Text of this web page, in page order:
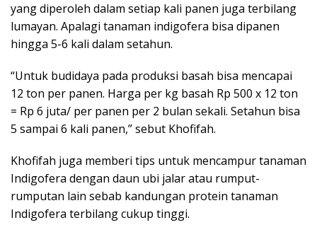
yang diperoleh dalam setiap kali panen juga terbilang
lumayan. Apalagi tanaman indigofera bisa dipanen
hingga 5-6 kali dalam setahun.
“Untuk budidaya pada produksi basah bisa mencapai
12 ton per panen. Harga per kg basah Rp 500 x 12 ton
= Rp 6 juta/ per panen per 2 bulan sekali. Setahun bisa
5 sampai 6 kali panen,” sebut Khofifah.
Khofifah juga memberi tips untuk mencampur tanaman
Indigofera dengan daun ubi jalar atau rumput-
rumputan lain sebab kandungan protein tanaman
Indigofera terbilang cukup tinggi.